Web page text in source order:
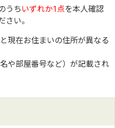
うち いずれか1点を本人確認
さい。
現在お住まいの住所が異なる
や部屋番号など）が記載され